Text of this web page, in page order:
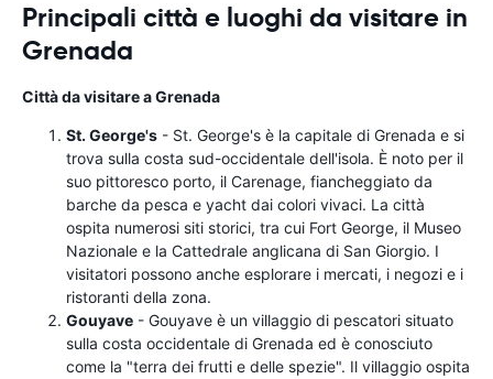
Principali città e luoghi da visitare in
Grenada
Città da visitare a Grenada
St. George's - St. George's è la capitale di Grenada e si
trova sulla costa sud-occidentale dell'isola. È noto per il
suo pittoresco porto, il Carenage, fiancheggiato da
barche da pesca e yacht dai colori vivaci. La città
ospita numerosi siti storici, tra cui Fort George, il Museo
Nazionale e la Cattedrale anglicana di San Giorgio. I
visitatori possono anche esplorare i mercati, i negozi e i
ristoranti della zona.
Gouyave - Gouyave è un villaggio di pescatori situato
sulla costa occidentale di Grenada ed è conosciuto
come la "terra dei frutti e delle spezie". Il villaggio ospita